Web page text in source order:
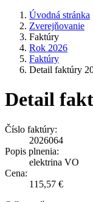
Úvodná stránka
Zverejňovanie
Faktúry
Rok 2026
Faktúry
Detail faktúry
Detail
Číslo faktúry:
2026064
Popis plnenia:
elektrina VO
Cena:
115,57 €